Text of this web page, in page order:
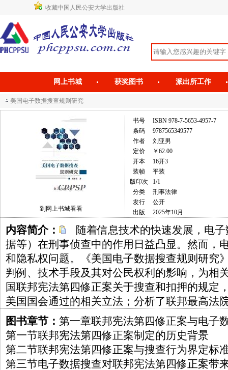
收藏中国人民公安大学出版社
网上书城 获奖图书 派出所工作
美国电子数据搜查规则研究
到网上书城看看
书号
ISBN 978-7-5653-4957-7
条码
9787565349577
作者
刘亚男
定价
￥62.00
开本
16开3
装帧
平装
版印次
1/1
分类
刑事法律
发行
公开
出版
2025年10月
内容简介：
随着信息技术的快速发展，电
据等）在刑事侦查中的作用日益凸显。然而，
和隐私权问题。《美国电子数据搜查规则研究
判例、技术手段及其对公民权利的影响，为相
国联邦宪法第四修正案关于搜查和扣押的规定
美国国会通过的相关立法；分析了联邦最高法
图书章节： 第一章联邦宪法第四修正案与电子
第一节联邦宪法第四修正案制定的历史背景
第二节联邦宪法第四修正案与搜查行为界定标
第三节电子数据搜查对联邦宪法第四修正案带